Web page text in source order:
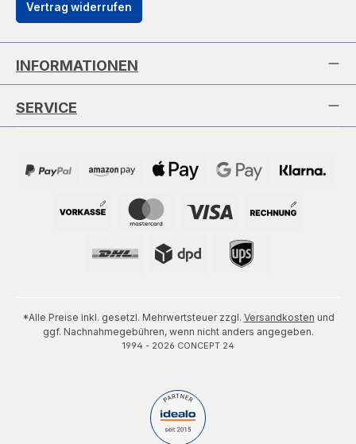
Vertrag widerrufen
INFORMATIONEN
SERVICE
*Alle Preise inkl. gesetzl. Mehrwertsteuer zzgl. Versandkosten und
ggf. Nachnahmegebühren, wenn nicht anders angegeben.
1994 - 2026 CONCEPT 24